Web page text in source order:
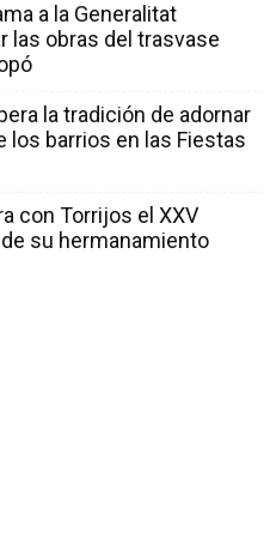
a la Generalitat
las obras del trasvase
la tradición de adornar
los barrios en las Fiestas
con Torrijos el XXV
su hermanamiento